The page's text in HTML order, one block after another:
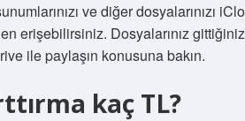
ve diğer dosyalarınızı
erişebilirsiniz. Dosyalarınız
ile paylaşın konusuna bakın.
kaç TL?